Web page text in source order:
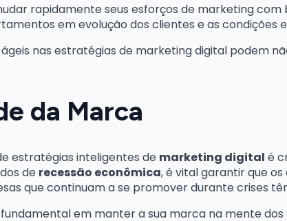
rapidamente seus esforços de marketing com
em evolução dos clientes e as condições
nas estratégias de marketing digital podem
da Marca
estratégias inteligentes de marketing digital é
de recessão econômica, é vital garantir que
que continuam a se promover durante crises
em manter a sua marca na mente dos